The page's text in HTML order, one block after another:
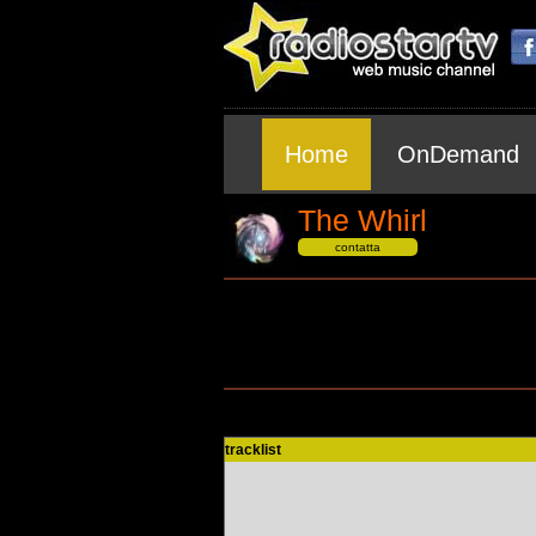
Home OnDemand
The Whirl
contatta
tracklist